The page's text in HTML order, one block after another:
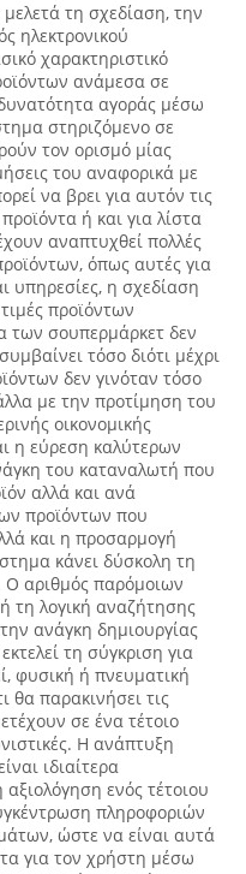
τη σχεδίαση, την
ηλεκτρονικού
χαρακτηριστικό
ανάμεσα σε
αγοράς μέσω
στηριζόμενο σε
τον ορισμό μίας
του αναφορικά με
να βρει για αυτόν τις
ή και για λίστα
αναπτυχθεί πολλές
όπως αυτές για
υπηρεσίες, η σχεδίαση
προϊόντων
των σουπερμάρκετ δεν
τόσο διότι μέχρι
δεν γινόταν τόσο
με την προτίμηση του
οικονομικής
η εύρεση καλύτερων
του καταναλωτή που
αλλά και ανά
προϊόντων που
και η προσαρμογή
κάνει δύσκολη τη
Ο αριθμός παρόμοιων
τη λογική αναζήτησης
ανάγκη δημιουργίας
τη σύγκριση για
φυσική ή πνευματική
θα παρακινήσει τις
σε ένα τέτοιο
Η ανάπτυξη
ιδιαίτερα
ενός τέτοιου
πληροφοριών
ώστε να είναι αυτά
για τον χρήστη μέσω